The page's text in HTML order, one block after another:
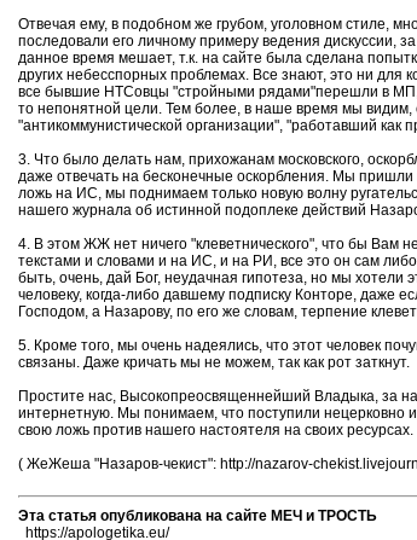
Отвечая ему, в подобном же грубом, уголовном стиле,
последовали его личному примеру ведения дискуссии,
данное время мешает, т.к. на сайте была сделана
других небесспорных проблемах. Все знают, это ни для
все бывшие НТСовцы "стройными рядами"перешли в МП,
то непонятной цели. Тем более, в наше время мы видим,
"антикоммунистической организации", "работавший
3. Что было делать нам, прихожанам московского,
даже отвечать на бесконечные оскорбления. Мы
ложь на ИС, мы поднимаем только новую волну
нашего журнала об истинной подоплеке действий
4. В этом ЖЖ нет ничего "клеветнического", что бы Вам
текстами и словами и на ИС, и на РИ, все это он сам
быть, очень, дай Бог, неудачная гипотеза, но мы
человеку, когда-либо давшему подписку Конторе, даже
Господом, а Назарову, по его же словам, терпение
5. Кроме того, мы очень надеялись, что этот человек
связаны. Даже кричать мы не можем, так как рот заткнут.
Простите нас, Высокопреосвященнейший Владыка, за
интернетную. Мы понимаем, что поступили нецерковно
свою ложь против нашего настоятеля на своих
( ЖеЖеша "Назаров-чекист": http://nazarov-
Эта статья опубликована на сайте МЕЧ и ТРОСТЬ
https://apologetika.eu/